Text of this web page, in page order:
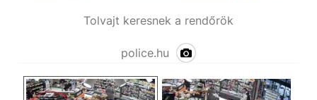
Tolvajt keresnek a rendőrök
police.hu